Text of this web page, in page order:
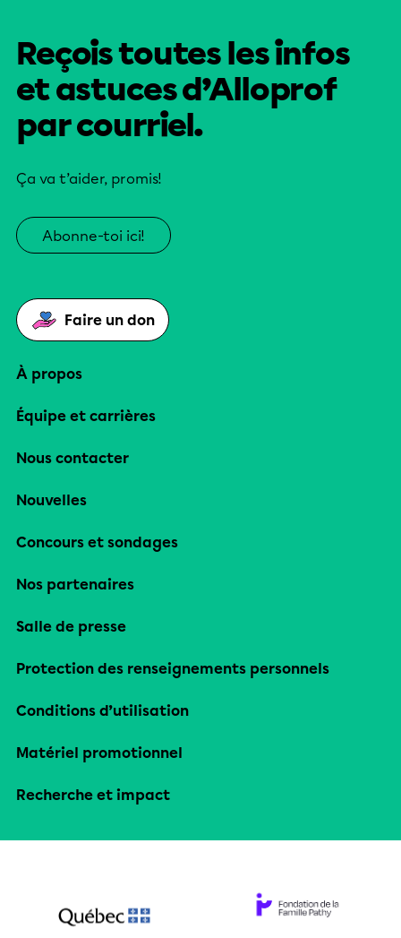
Reçois toutes les infos
et astuces d’Alloprof
par courriel.
Ça va t’aider, promis!
Abonne-toi ici!
Faire un don
À propos
Équipe et carrières
Nous contacter
Nouvelles
Concours et sondages
Nos partenaires
Salle de presse
Protection des renseignements personnels
Conditions d’utilisation
Matériel promotionnel
Recherche et impact